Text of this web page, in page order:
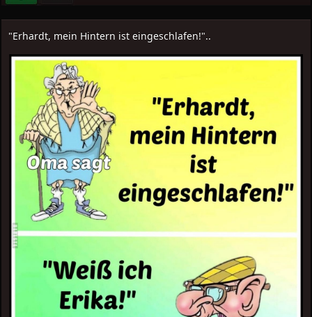
"Erhardt, mein Hintern ist eingeschlafen!"..